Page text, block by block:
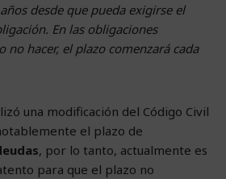
desde que pueda exigirse el
En las obligaciones
no hacer, el plazo comenzará cada
una modificación del Código Civil
el plazo de
, por lo tanto, actualmente es
para que el plazo no